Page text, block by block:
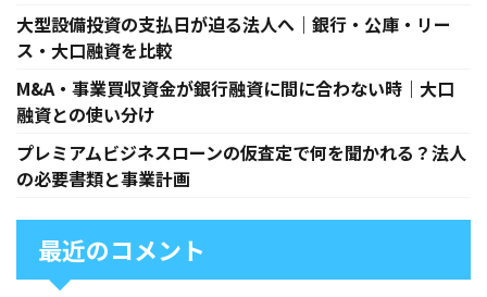
大型設備投資の支払日が迫る法人へ｜銀行・公庫・リー
ス・大口融資を比較
M&A・事業買収資金が銀行融資に間に合わない時｜大口
融資との使い分け
プレミアムビジネスローンの仮査定で何を聞かれる？法人
の必要書類と事業計画
最近のコメント